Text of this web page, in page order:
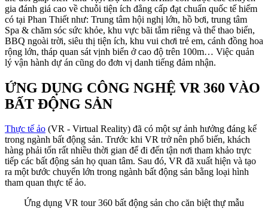
gia đánh giá cao về chuỗi tiện ích đẳng cấp đạt chuẩn quốc tế hiếm
có tại Phan Thiết như: Trung tâm hội nghị lớn, hồ bơi, trung tâm
Spa & chăm sóc sức khỏe, khu vực bãi tắm riêng và thể thao biển,
BBQ ngoài trời, siêu thị tiện ích, khu vui chơi trẻ em, cánh đồng hoa
rộng lớn, tháp quan sát vịnh biển ở cao độ trên 100m… Việc quản
lý vận hành dự án cũng do đơn vị danh tiếng đảm nhận.
ỨNG DỤNG CÔNG NGHỆ VR 360 VÀO
BẤT ĐỘNG SẢN
Thực tế ảo (VR - Virtual Reality) đã có một sự ảnh hưởng đáng kể
trong ngành bất động sản. Trước khi VR trở nên phổ biến, khách
hàng phải tốn rất nhiều thời gian để đi đến tận nơi tham khảo trực
tiếp các bất động sản họ quan tâm. Sau đó, VR đã xuất hiện và tạo
ra một bước chuyển lớn trong ngành bất động sản bằng loại hình
tham quan thực tế ảo.
Ứng dụng VR tour 360 bất động sản cho căn biệt thự mẫu